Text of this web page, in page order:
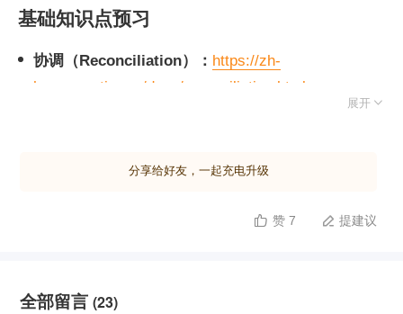
基础知识点预习
协调（Reconciliation）： https://zh-
hans.reactjs.org/docs/reconciliation.html
https://codesandbox.io/s/6n20nrzlxz
展开 
分享给好友，一起充电升级
 赞 7  提建议
全部留言 (23)